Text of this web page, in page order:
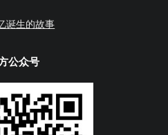
诞生的故事
公众号